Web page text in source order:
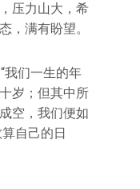
压力山大，希
，满有盼望。
我们一生的年
岁；但其中所
空，我们便如
自己的日